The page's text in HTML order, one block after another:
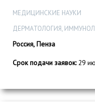
МЕДИЦИНСКИЕ НАУКИ
ДЕРМАТОЛОГИЯ,
Россия, Пенза
Срок подачи заявок:29